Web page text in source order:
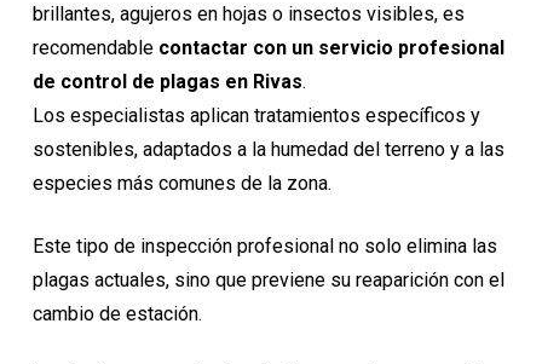
brillantes, agujeros en hojas o insectos visibles, es
recomendable contactar con un servicio profesional
de control de plagas en Rivas.
Los especialistas aplican tratamientos específicos y
sostenibles, adaptados a la humedad del terreno y a las
especies más comunes de la zona.
Este tipo de inspección profesional no solo elimina las
plagas actuales, sino que previene su reaparición con el
cambio de estación.